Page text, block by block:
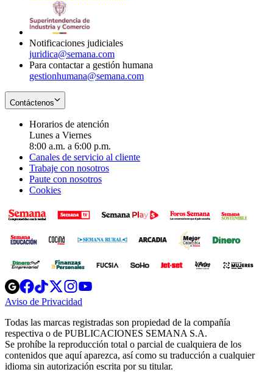
Notificaciones judiciales
juridica@semana.com
Para contactar a gestión humana
gestionhumana@semana.com
Contáctenos
Horarios de atención
Lunes a Viernes
8:00 a.m. a 6:00 p.m.
Canales de servicio al cliente
Trabaje con nosotros
Paute con nosotros
Cookies
Opens
in
new
Opens
in
new
Opens
in
new
window
Opens
new
windowwindow
Aviso de Privacidad
new
window
Todas las marcas registradas son propiedad de la compañía
respectiva o de PUBLICACIONES SEMANA S.A.
Se prohíbe la reproducción total o parcial de cualquiera de los
contenidos que aquí aparezca, así como su traducción a cualquier
idioma sin autorización escrita por su titular.